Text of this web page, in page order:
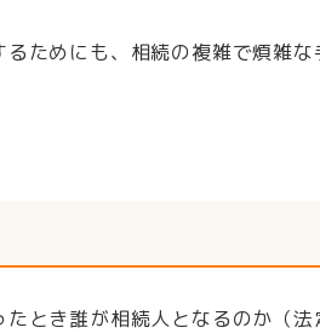
ためにも、相続の複雑で煩雑
とき誰が相続人となるのか（